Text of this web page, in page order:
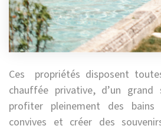
Ces propriétés disposent
chauffée privative, d’un grand
profiter pleinement des
convives et créer des